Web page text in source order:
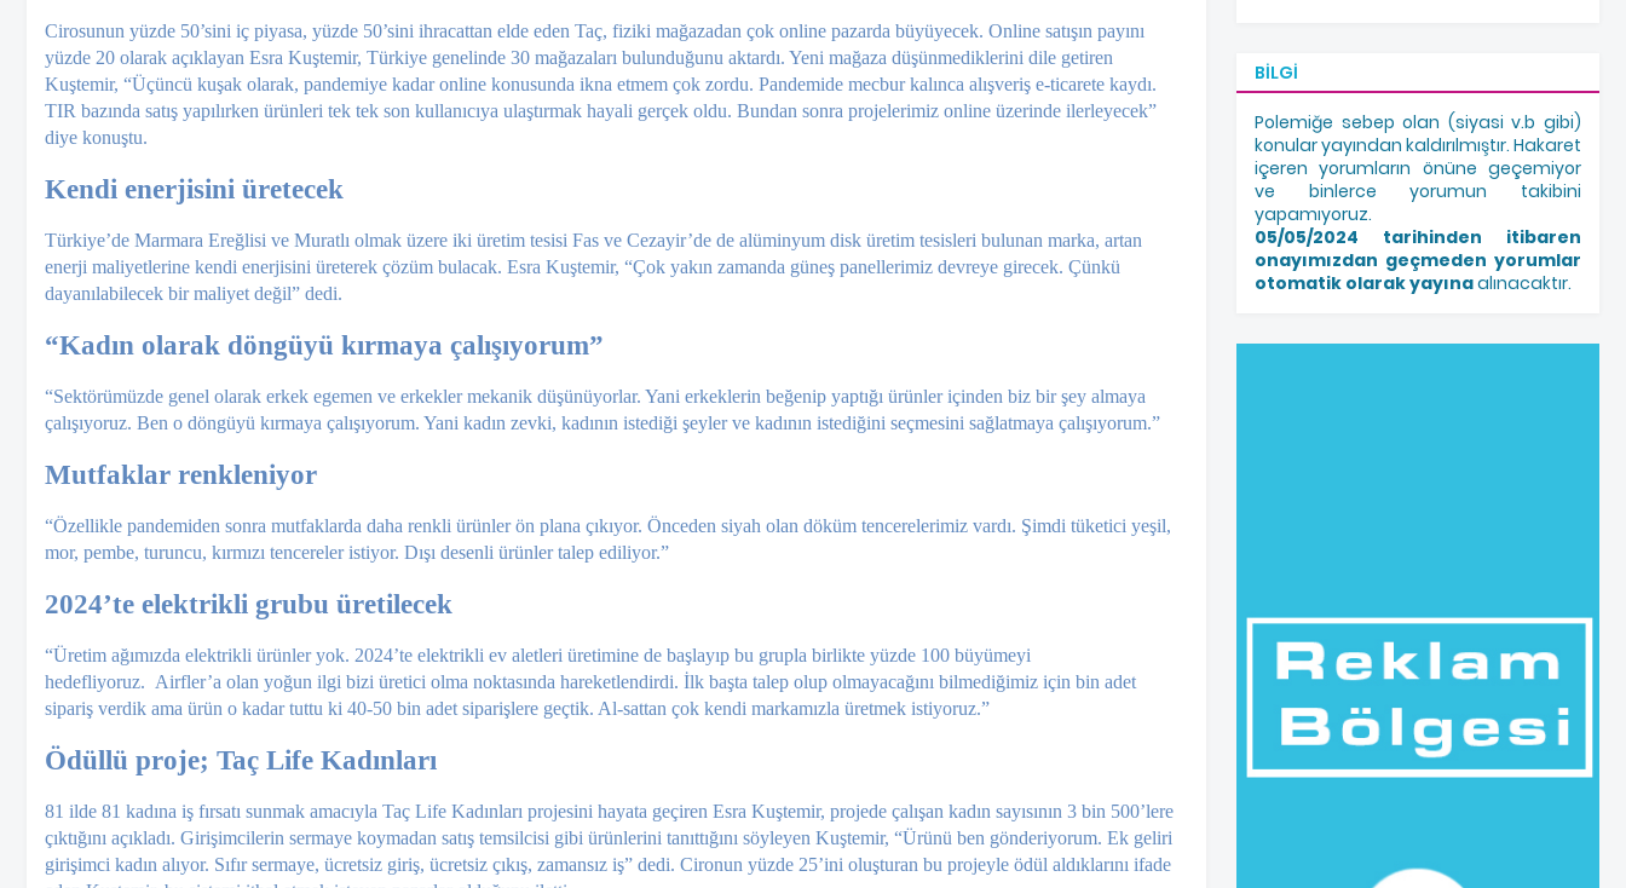
Cirosunun yüzde 50’sini iç piyasa, yüzde 50’sini ihracat­tan elde eden Taç, fiziki mağa­zadan çok online pazarda bü­yüyecek. Online satışın payı­nı
yüzde 20 olarak açıklayan Esra Kuştemir, Türkiye ge­nelinde 30 mağazaları bulun­duğunu aktardı. Yeni mağaza düşünmediklerini dile geti­ren
Kuştemir, “Üçüncü kuşak olarak, pandemiye kadar on­line konusunda ikna etmem çok zordu. Pandemide mec­bur kalınca alışveriş e-ticare­te kaydı.
TIR bazında satış ya­pılırken ürünleri tek tek son kullanıcıya ulaştırmak haya­li gerçek oldu. Bundan sonra projelerimiz online üzerinde ilerleyecek”
diye konuştu.
Kendi enerjisini üretecek
Türkiye’de Marmara Ereğ­lisi ve Muratlı olmak üzere iki üretim tesisi Fas ve Cezayir’de de alüminyum disk üretim tesisleri bulunan marka, ar­tan
enerji maliyetlerine ken­di enerjisini üreterek çözüm bulacak. Esra Kuştemir, “Çok yakın zamanda güneş panel­lerimiz devreye girecek. Çün­kü
dayanılabilecek bir maliyet değil” dedi.
“Kadın olarak döngüyü kırmaya çalışıyorum”
“Sektörümüzde genel olarak erkek egemen ve erkekler mekanik düşünüyorlar. Yani erkeklerin beğenip yaptığı ürünler içinden biz bir şey almaya
çalışıyoruz. Ben o döngüyü kırmaya çalışıyorum. Yani kadın zevki, kadının istediği şeyler ve kadının istediğini seçmesini sağlatmaya çalışıyorum.”
Mutfaklar renkleniyor
“Özellikle pandemiden sonra mutfaklarda daha renkli ürünler ön plana çıkıyor. Önceden siyah olan döküm tencerelerimiz vardı. Şimdi tüketici yeşil,
mor, pembe, turuncu, kırmızı tencereler istiyor. Dışı desenli ürünler talep ediliyor.”
2024’te elektrikli grubu üretilecek
“Üretim ağımızda elektrikli ürünler yok. 2024’te elektrikli ev aletleri üretimine de başlayıp bu grupla birlikte yüzde 100 büyümeyi
hedefliyoruz. Airfler’a olan yoğun ilgi bizi üretici olma noktasında hareketlendirdi. İlk başta talep olup olmayacağını bilmediğimiz için bin adet
sipariş verdik ama ürün o kadar tuttu ki 40-50 bin adet siparişlere geçtik. Al-sattan çok kendi markamızla üretmek istiyoruz.”
Ödüllü proje; Taç Life Kadınları
81 ilde 81 kadına iş fırsatı sunmak amacıyla Taç Life Kadınları projesini hayata geçiren Esra Kuştemir, projede çalışan kadın sayısının 3 bin 500’lere
çıktığını açıkladı. Girişimcilerin sermaye koymadan satış temsilcisi gibi ürünlerini tanıttığını söyleyen Kuştemir, “Ürünü ben gönderiyorum. Ek geliri
girişimci kadın alıyor. Sıfır sermaye, ücretsiz giriş, ücretsiz çıkış, zamansız iş” dedi. Cironun yüzde 25’ini oluşturan bu projeyle ödül aldıklarını ifade
BILGI
Polemiğe sebep olan (siyasi v.b gibi)
konular yayından kaldırılmıştır. Hakaret
içeren yorumların önüne geçemiyor
ve binlerce yorumun takibini
yapamıyoruz.
05/05/2024 tarihinden itibaren
onayımızdan geçmeden yorumlar
otomatik olarak yayınaalınacaktır.